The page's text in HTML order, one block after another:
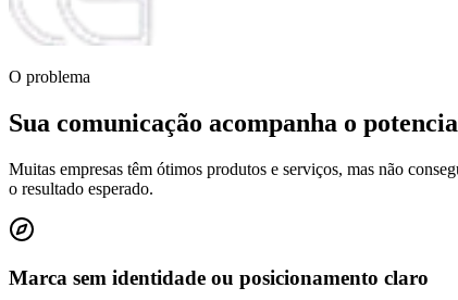
O problema
Sua comunicação acompanha o
Muitas empresas têm ótimos produtos e serviços, mas não
o resultado esperado.
Marca sem identidade ou posicionamento claro